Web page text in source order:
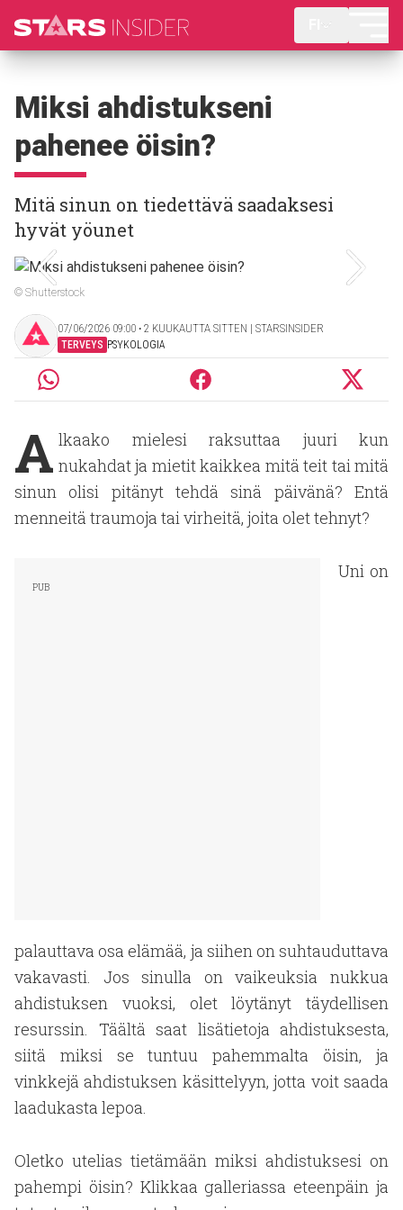
Miksi ahdistukseni
pahenee öisin?
Mitä sinun on tiedettävä saadaksesi
hyvät yöunet
© Shutterstock
07/06/2026 09:00 ‧ 2 KUUKAUTTA SITTEN | STARSINSIDER
TERVEYS PSYKOLOGIA
A lkaako mielesi raksuttaa juuri kun
nukahdat ja mietit kaikkea mitä teit tai mitä
sinun olisi pitänyt tehdä sinä päivänä? Entä
menneitä traumoja tai virheitä, joita olet tehnyt?
Uni on
palauttava osa elämää, ja siihen on suhtauduttava
vakavasti. Jos sinulla on vaikeuksia nukkua
ahdistuksen vuoksi, olet löytänyt täydellisen
resurssin. Täältä saat lisätietoja ahdistuksesta,
siitä miksi se tuntuu pahemmalta öisin, ja
vinkkejä ahdistuksen käsittelyyn, jotta voit saada
laadukasta lepoa.
Oletko utelias tietämään miksi ahdistuksesi on
pahempi öisin? Klikkaa galleriassa eteenpäin ja